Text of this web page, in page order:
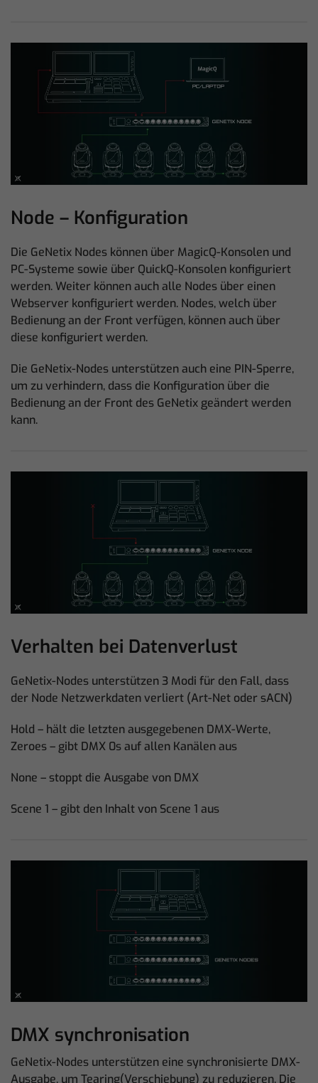
Node – Konfiguration
Die GeNetix Nodes können über MagicQ-Konsolen und
PC-Systeme sowie über QuickQ-Konsolen konfiguriert
werden. Weiter können auch alle Nodes über einen
Webserver konfiguriert werden. Nodes, welch über
Bedienung an der Front verfügen, können auch über
diese konfiguriert werden.
Die GeNetix-Nodes unterstützen auch eine PIN-Sperre,
um zu verhindern, dass die Konfiguration über die
Bedienung an der Front des GeNetix geändert werden
kann.
Verhalten bei Datenverlust
GeNetix-Nodes unterstützen 3 Modi für den Fall, dass
der Node Netzwerkdaten verliert (Art-Net oder sACN)
Hold – hält die letzten ausgegebenen DMX-Werte,
Zeroes – gibt DMX 0s auf allen Kanälen aus
None – stoppt die Ausgabe von DMX
Scene 1 – gibt den Inhalt von Scene 1 aus
DMX synchronisation
GeNetix-Nodes unterstützen eine synchronisierte DMX-
Ausgabe, um Tearing(Verschiebung) zu reduzieren. Die